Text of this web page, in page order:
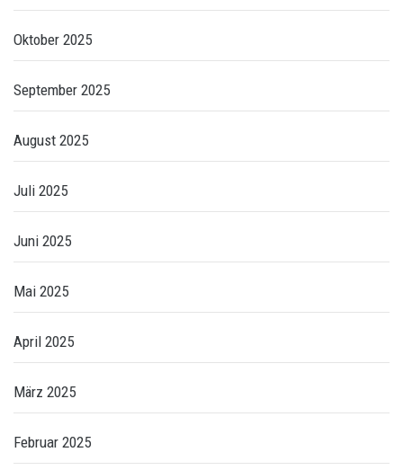
Oktober 2025
September 2025
August 2025
Juli 2025
Juni 2025
Mai 2025
April 2025
März 2025
Februar 2025